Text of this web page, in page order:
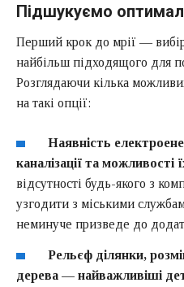
Підшукуємо
Перший крок до мрії —
найбільш підходящого для
Розглядаючи кілька
на такі опції:
Наявність
каналізації та можливості
відсутності будь-якого з
узгодити з міськими
неминуче призведе до
Рельєф ділянки,
дерева — найважливіші